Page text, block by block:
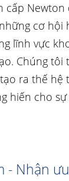
cấp Newton
cơ hội
lĩnh vực
Chúng tôi
ra thế hệ
hiến cho
- Nhận